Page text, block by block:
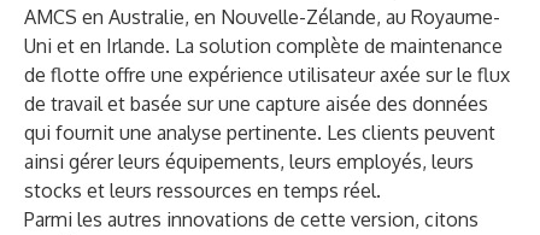
AMCS en Australie, en Nouvelle-Zélande, au Royaume-
Uni et en Irlande. La solution complète de maintenance
de flotte offre une expérience utilisateur axée sur le flux
de travail et basée sur une capture aisée des données
qui fournit une analyse pertinente. Les clients peuvent
ainsi gérer leurs équipements, leurs employés, leurs
stocks et leurs ressources en temps réel.
Parmi les autres innovations de cette version, citons